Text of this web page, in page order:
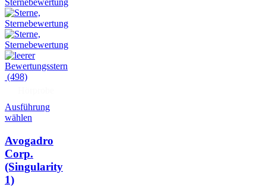
(498)
Ausführung
wählen
Avogadro
Corp.
(Singularity
1)